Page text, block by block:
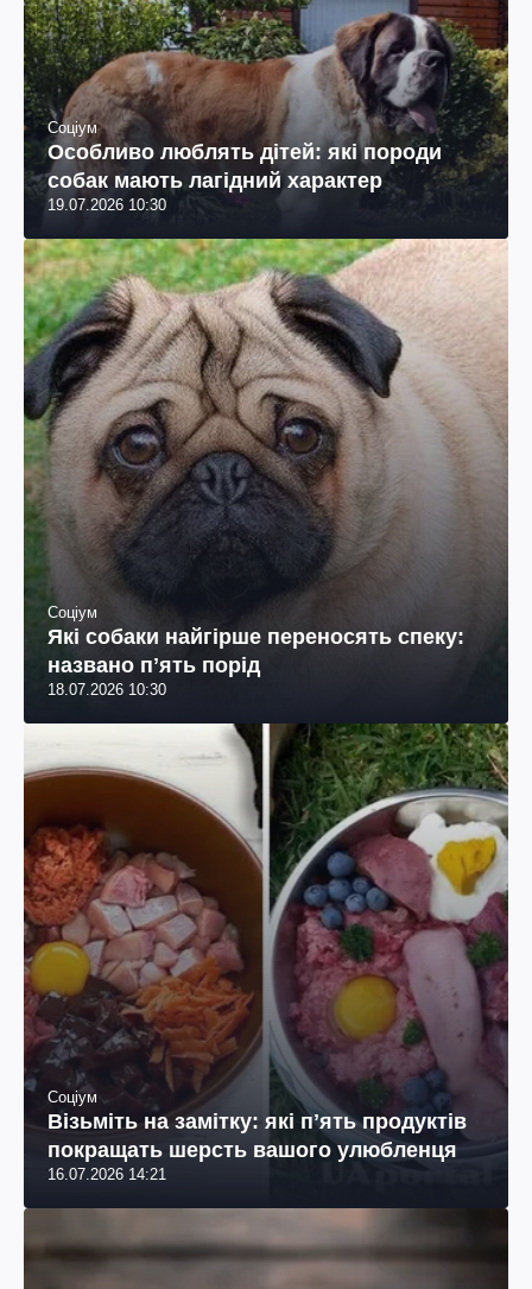
Соціум
Особливо люблять дітей: які породи
собак мають лагідний характер
19.07.2026 10:30
Соціум
Які собаки найгірше переносять спеку:
названо пʼять порід
18.07.2026 10:30
Соціум
Візьміть на замітку: які пʼять продуктів
покращать шерсть вашого улюбленця
16.07.2026 14:21